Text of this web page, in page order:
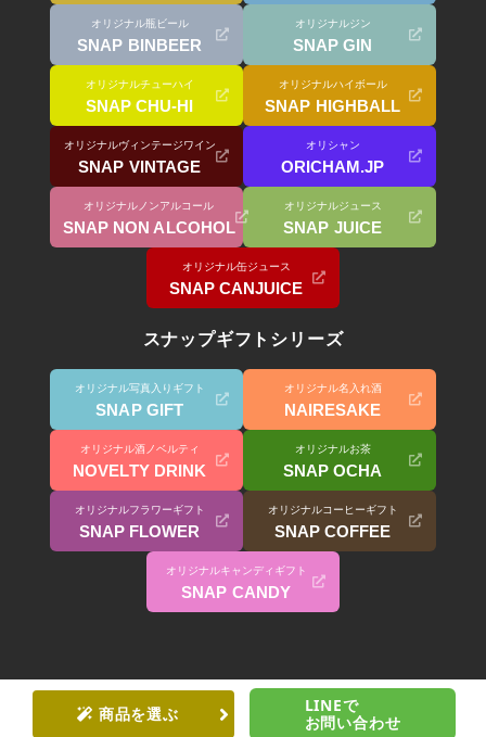
オリジナル瓶ビール
SNAP BINBEER
オリジナルジン
SNAP GIN
オリジナルチューハイ
SNAP CHU-HI
オリジナルハイボール
SNAP HIGHBALL
オリジナルヴィンテージワイン
SNAP VINTAGE
オリシャン
ORICHAM.JP
オリジナルノンアルコール
SNAP NON ALCOHOL
オリジナルジュース
SNAP JUICE
オリジナル缶ジュース
SNAP CANJUICE
スナップギフトシリーズ
オリジナル写真入りギフト
SNAP GIFT
オリジナル名入れ酒
NAIRESAKE
オリジナル酒ノベルティ
NOVELTY DRINK
オリジナルお茶
SNAP OCHA
オリジナルフラワーギフト
SNAP FLOWER
オリジナルコーヒーギフト
SNAP COFFEE
オリジナルキャンディギフト
SNAP CANDY
商品を選ぶ
LINEで
お問い合わせ